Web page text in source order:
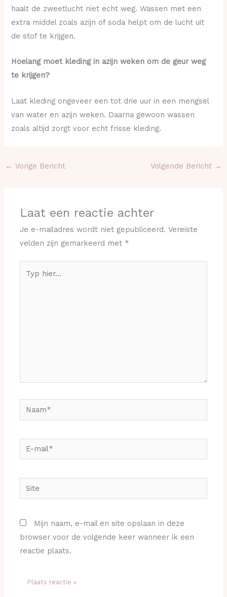
haalt de zweetlucht niet echt weg. Wassen met een
extra middel zoals azijn of soda helpt om de lucht uit
de stof te krijgen.
Hoelang moet kleding in azijn weken om de geur weg
te krijgen?
Laat kleding ongeveer een tot drie uur in een mengsel
van water en azijn weken. Daarna gewoon wassen
zoals altijd zorgt voor echt frisse kleding.
← Vorige Bericht Volgende Bericht →
Laat een reactie achter
Je e-mailadres wordt niet gepubliceerd. Vereiste
velden zijn gemarkeerd met *
Naam*
E-
mail*
Site
Mijn naam, e-mail en site opslaan in deze
browser voor de volgende keer wanneer ik een
reactie plaats.